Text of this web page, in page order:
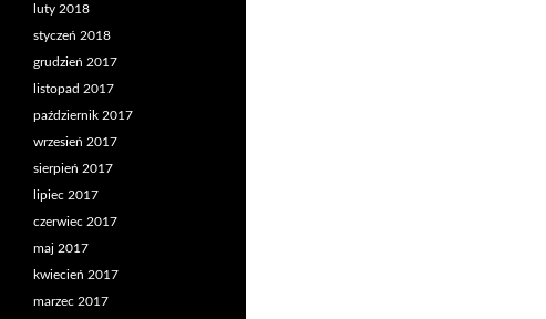
luty 2018
styczeń 2018
grudzień 2017
listopad 2017
październik 2017
wrzesień 2017
sierpień 2017
lipiec 2017
czerwiec 2017
maj 2017
kwiecień 2017
marzec 2017